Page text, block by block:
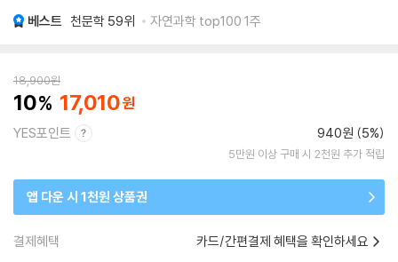
베스트 천문학 59위 자연과학 top100 1주
18,900원
10 17,010
YES포인트 940원 (5%)
5만원 이상 구매 시 2천원 추가 적립
앱 다운 시 1천원 상품권
결제혜택 카드/간편결제 혜택을 확인하세요